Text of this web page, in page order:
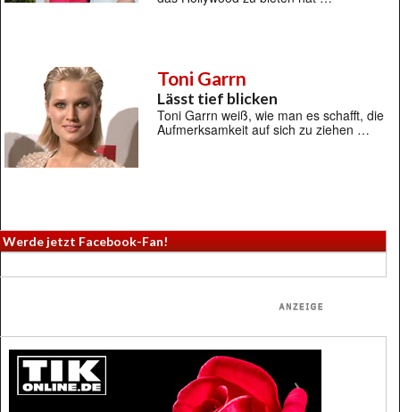
Toni Garrn
Lässt tief blicken
Toni Garrn weiß, wie man es schafft, die
Aufmerksamkeit auf sich zu ziehen …
Werde jetzt Facebook-Fan!